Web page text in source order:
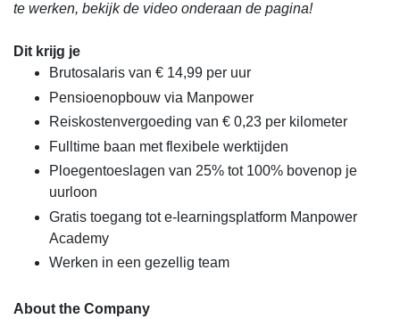
te werken, bekijk de video onderaan de pagina!
Dit krijg je
Brutosalaris van € 14,99 per uur
Pensioenopbouw via Manpower
Reiskostenvergoeding van € 0,23 per kilometer
Fulltime baan met flexibele werktijden
Ploegentoeslagen van 25% tot 100% bovenop je
uurloon
Gratis toegang tot e-learningsplatform Manpower
Academy
Werken in een gezellig team
About the Company